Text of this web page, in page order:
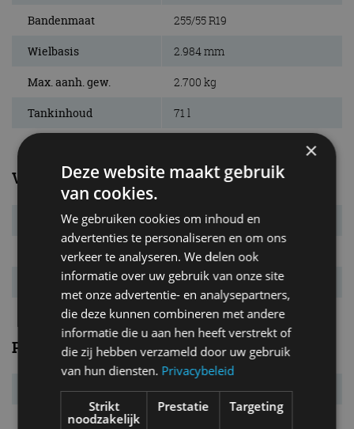
Bandenmaat 255/55 R19
Wielbasis 2.984 mm
Max. aanh. gew. 2.700 kg
Tankinhoud 71 l
Verbruik
Verbr. gecomb. 5,6 l/100km
CO₂-emissie 148 g/km
Energielabel E
Prestaties
Acc. 0-100 km/u 7,8 s
Topsnelheid
×
Deze website maakt gebruik
van cookies.
We gebruiken cookies om inhoud en
advertenties te personaliseren en om ons
verkeer te analyseren. We delen ook
informatie over uw gebruik van onze site
met onze advertentie- en analysepartners,
die deze kunnen combineren met andere
informatie die u aan hen heeft verstrekt of
die zij hebben verzameld door uw gebruik
van hun diensten. Privacybeleid
Strikt
noodzakelijk
Prestatie Targeting